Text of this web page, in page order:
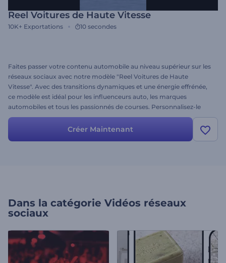
Reel Voitures de Haute Vitesse
10K+ Exportations 10 secondes
Faites passer votre contenu automobile au niveau supérieur sur les
réseaux sociaux avec notre modèle "Reel Voitures de Haute
Vitesse". Avec des transitions dynamiques et une énergie effrénée,
ce modèle est idéal pour les influenceurs auto, les marques
automobiles et tous les passionnés de courses. Personnalisez-le
avec vos meilleures images et vidéos, ajoutez une bande-son
énergique et laissez vos abonnés ressentir l'adrénaline. Créez dès
maintenant et boostez votre présence en ligne !
Créer Maintenant
Dans la catégorie Vidéos réseaux
sociaux